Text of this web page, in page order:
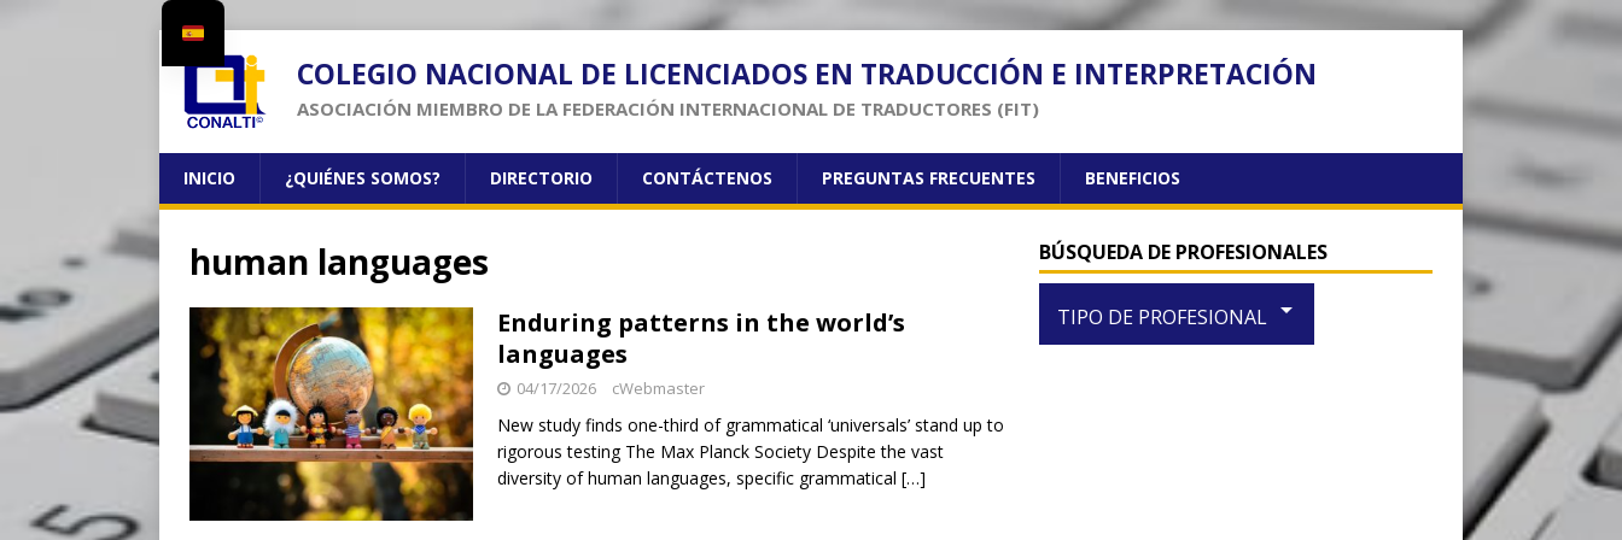
COLEGIO NACIONAL DE LICENCIADOS EN TRADUCCIÓN E INTERPRETACIÓN
ASOCIACIÓN MIEMBRO DE LA FEDERACIÓN INTERNACIONAL DE TRADUCTORES (FIT)
INICIO ¿QUIÉNES SOMOS? DIRECTORIO CONTÁCTENOS PREGUNTAS FRECUENTES BENEFICIOS
human languages
Enduring patterns in the world’s
languages
04/17/2026 cWebmaster
New study finds one-third of grammatical ‘universals’ stand up to
rigorous testing The Max Planck Society Despite the vast
diversity of human languages, specific grammatical […]
BÚSQUEDA DE PROFESIONALES
TIPO DE PROFESIONAL arrow_drop_down